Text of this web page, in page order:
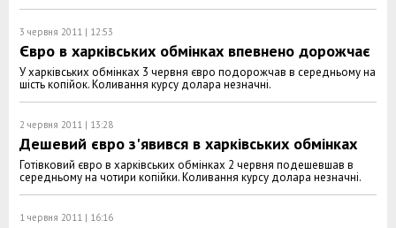
3 червня 2011 | 12:53
Євро в харківських обмінках впевнено дорожчає
У харківських обмінках 3 червня євро подорожчав в середньому на
шість копійок. Коливання курсу долара незначні.
2 червня 2011 | 13:28
Дешевий євро з'явився в харківських обмінках
Готівковий євро в харківських обмінках 2 червня подешевшав в
середньому на чотири копійки. Коливання курсу долара незначні.
1 червня 2011 | 16:16